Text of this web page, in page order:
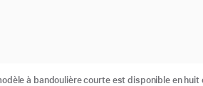
à bandoulière courte est disponible en huit